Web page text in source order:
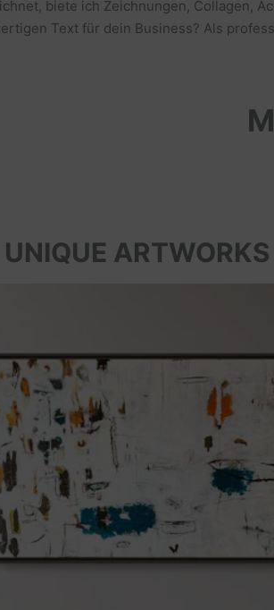
biete ich Zeichnungen, Collagen,
Text für dein Business? Als
UNIQUE ARTWORKS